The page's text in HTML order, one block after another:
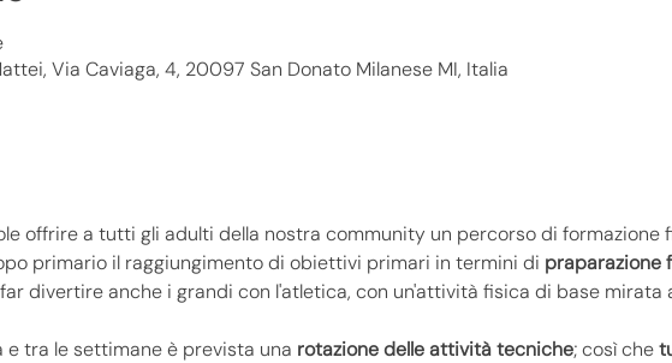
Via Caviaga, 4, 20097 San Donato Milanese MI, Italia
offrire a tutti gli adulti della nostra community un percorso di formazione
primario il raggiungimento di obiettivi primari in termini di praparazione
divertire anche i grandi con l'atletica, con un'attività fisica di base mirata
e tra le settimane è prevista una rotazione delle attività tecniche; così che